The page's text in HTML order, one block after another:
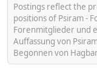
Postings reflect the
positions of Psiram -
Forenmitglieder und
Auffassung von
Begonnen von